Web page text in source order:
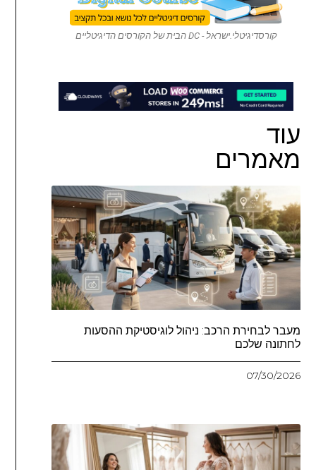
קורסדיגיטלי.ישראל - DC הבית של הקורסים הדיגיטליים
עוד
מאמרים
מעבר לבחירת הרכב: ניהול לוגיסטיקת ההסעות
לחתונה שלכם
07/30/2026